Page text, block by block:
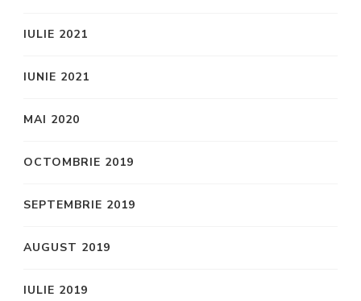
IULIE 2021
IUNIE 2021
MAI 2020
OCTOMBRIE 2019
SEPTEMBRIE 2019
AUGUST 2019
IULIE 2019